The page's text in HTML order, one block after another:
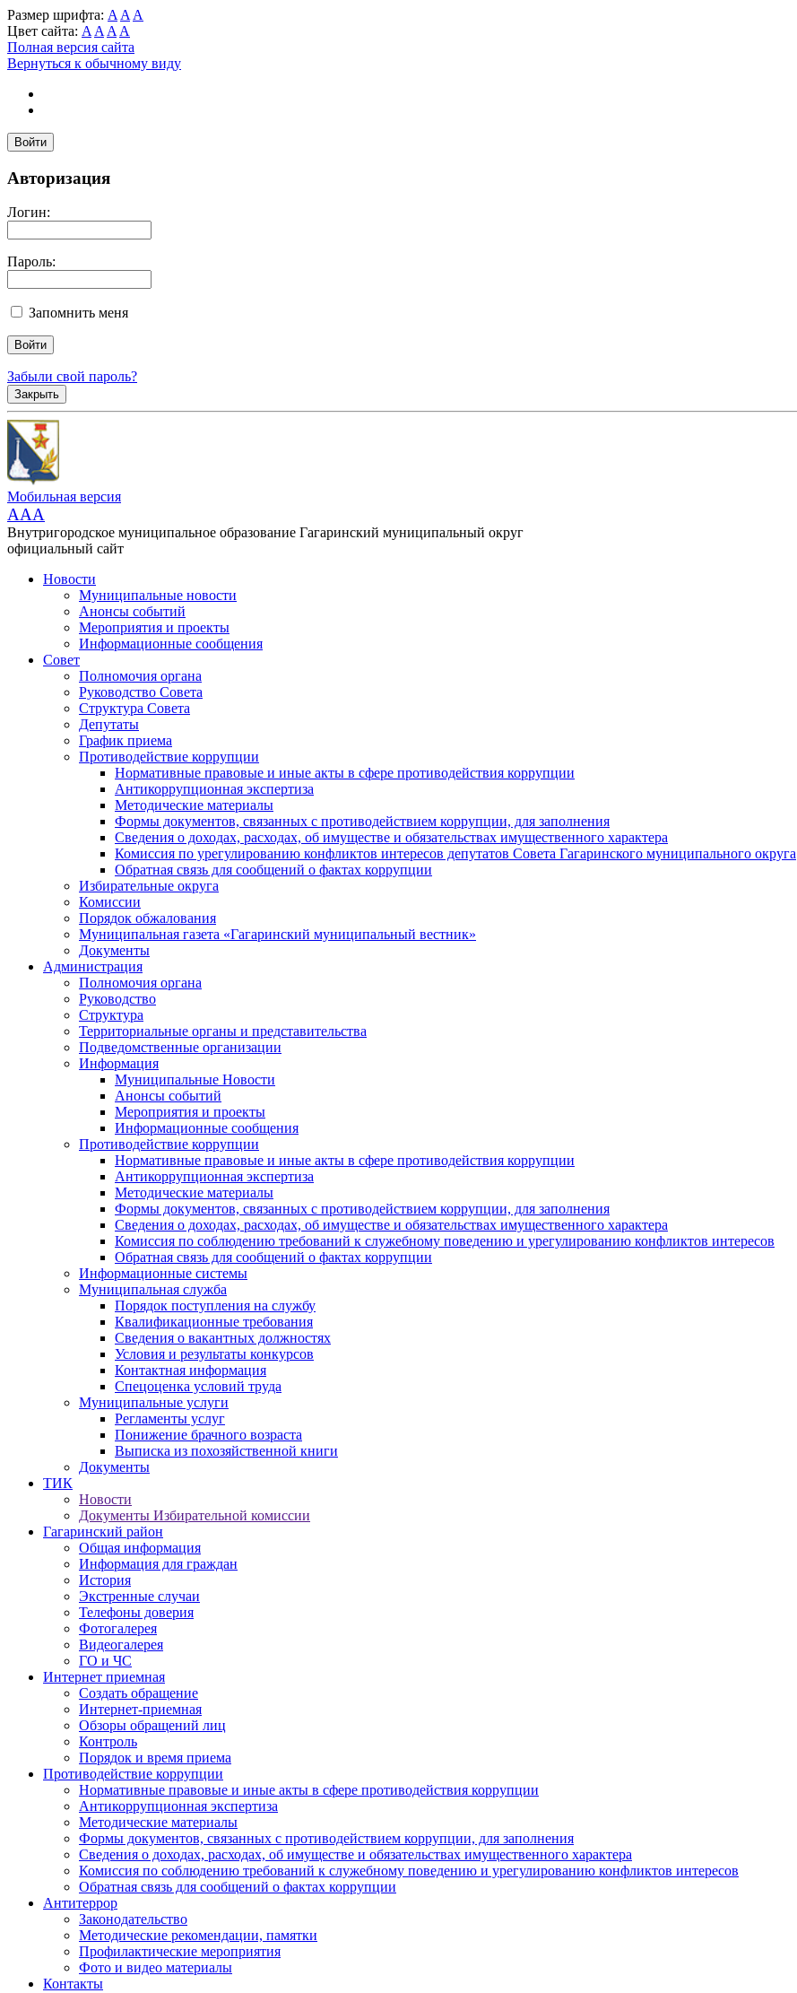
Размер шрифта: A A A
Цвет сайта: A A A A
Полная версия сайта
Вернуться к обычному виду
Войти
Авторизация
Логин:
Пароль:
Запомнить меня
Забыли свой пароль?
Закрыть
Мобильная версия
AAA
Внутригородское муниципальное образование Гагаринский муниципальный округ
официальный сайт
Новости
Муниципальные новости
Анонсы событий
Мероприятия и проекты
Информационные сообщения
Совет
Полномочия органа
Руководство Совета
Структура Совета
Депутаты
График приема
Противодействие коррупции
Нормативные правовые и иные акты в сфере противодействия коррупции
Антикоррупционная экспертиза
Методические материалы
Формы документов, связанных с противодействием коррупции, для заполнения
Сведения о доходах, расходах, об имуществе и обязательствах имущественного характера
Комиссия по урегулированию конфликтов интересов депутатов Совета Гагаринского муниципального округа
Обратная связь для сообщений о фактах коррупции
Избирательные округа
Комиссии
Порядок обжалования
Муниципальная газета «Гагаринский муниципальный вестник»
Документы
Администрация
Полномочия органа
Руководство
Структура
Территориальные органы и представительства
Подведомственные организации
Информация
Муниципальные Новости
Анонсы событий
Мероприятия и проекты
Информационные сообщения
Противодействие коррупции
Нормативные правовые и иные акты в сфере противодействия коррупции
Антикоррупционная экспертиза
Методические материалы
Формы документов, связанных с противодействием коррупции, для заполнения
Сведения о доходах, расходах, об имуществе и обязательствах имущественного характера
Комиссия по соблюдению требований к служебному поведению и урегулированию конфликтов интересов
Обратная связь для сообщений о фактах коррупции
Информационные системы
Муниципальная служба
Порядок поступления на службу
Квалификационные требования
Сведения о вакантных должностях
Условия и результаты конкурсов
Контактная информация
Спецоценка условий труда
Муниципальные услуги
Регламенты услуг
Понижение брачного возраста
Выписка из похозяйственной книги
Документы
ТИК
Новости
Документы Избирательной комиссии
Гагаринский район
Общая информация
Информация для граждан
История
Экстренные случаи
Телефоны доверия
Фотогалерея
Видеогалерея
ГО и ЧС
Интернет приемная
Создать обращение
Интернет-приемная
Обзоры обращений лиц
Контроль
Порядок и время приема
Противодействие коррупции
Нормативные правовые и иные акты в сфере противодействия коррупции
Антикоррупционная экспертиза
Методические материалы
Формы документов, связанных с противодействием коррупции, для заполнения
Сведения о доходах, расходах, об имуществе и обязательствах имущественного характера
Комиссия по соблюдению требований к служебному поведению и урегулированию конфликтов интересов
Обратная связь для сообщений о фактах коррупции
Антитеррор
Законодательство
Методические рекомендации, памятки
Профилактические мероприятия
Фото и видео материалы
Контакты